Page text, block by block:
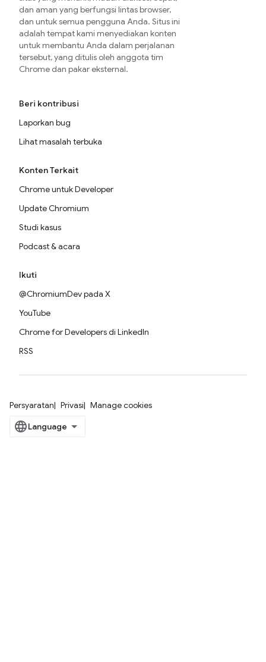
dan aman yang berfungsi lintas browser,
dan untuk semua pengguna Anda. Situs ini
adalah tempat kami menyediakan konten
untuk membantu Anda dalam perjalanan
tersebut, yang ditulis oleh anggota tim
Chrome dan pakar eksternal.
Beri kontribusi
Laporkan bug
Lihat masalah terbuka
Konten Terkait
Chrome untuk Developer
Update Chromium
Studi kasus
Podcast & acara
Ikuti
@ChromiumDev pada X
YouTube
Chrome for Developers di LinkedIn
RSS
Persyaratan Privasi Manage cookies